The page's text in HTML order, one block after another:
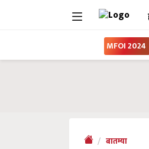
MFOI 2024
बातम्या